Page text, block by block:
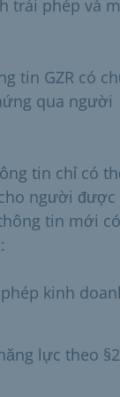
trái phép và
tin GZR có
qua người
tin chỉ có
người được
tin mới
kinh
lực theo